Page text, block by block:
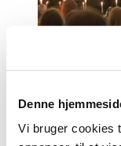
Denne
Vi bruger cookies